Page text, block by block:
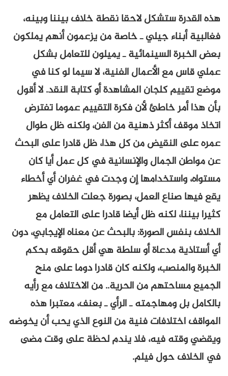
هذه القدرة ستشكل لاحقا نقطة خلاف بيننا وبينه،
فغالبية أبناء جيلي ـ خاصة من يزعمون أنهم يملكون
بعض الخبرة السينمائية ـ يميلون للتعامل بشكل
عملي قاس مع الأعمال الفنية، لا سيما لو كنا في
موضع تقييم كلجان المشاهدة أو كتابة النقد. لا أقول
بأن هذا أمر خاطئ لأن فكرة التقييم عموما تفترض
اتخاذ موقف أكثر ذهنية من الفن، ولكنه ظل طوال
عمره على النقيض من كل هذا، ظل قادرا على البحث
عن مواطن الجمال والإنسانية في كل عمل أيا كان
مستواه، واستخدامها إن وجدت في غفران أي أخطاء
يقع فيها صناع العمل، بصورة جعلت الخلاف يظهر
كثيرا بيننا، لكنه ظل أيضا قادرا على التعامل مع
الخلاف بنفس الصورة: بالبحث عن معناه الإيجابي، دون
أي أستاذية مدعاة أو سلطة هي أقل حقوقه بحكم
الخبرة والمنصب، ولكنه كان قادرا دوما على منح
الجميع مساحتهم من الحرية.. من الاختلاف مع رأيه
بالكامل بل ومهاجمته ـ الرأي ـ بعنف، معتبرا هذه
المواقف اختلافات فنية من النوع الذي يحب أن يخوضه
ويقضي وقته فيه، فلا يندم لحظة على وقت مضى
في الخلاف حول فيلم.